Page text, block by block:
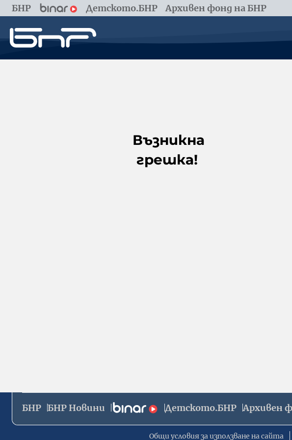
БНР Детското.БНР Архивен фонд на БНР
Възникна
грешка!
БНР БНР Новини Детското.БНР Архивен
Общи условия за използване на сайта